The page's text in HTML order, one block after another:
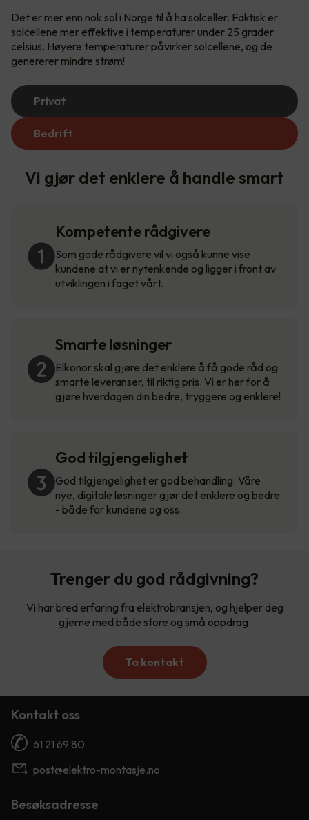
Det er mer enn nok sol i Norge til å ha solceller. Faktisk er
solcellene mer effektive i temperaturer under 25 grader
celsius. Høyere temperaturer påvirker solcellene, og de
genererer mindre strøm!
Privat
Bedrift
Vi gjør det enklere å handle smart
Kompetente rådgivere
Som gode rådgivere vil vi også kunne vise
kundene at vi er nytenkende og ligger i front av
utviklingen i faget vårt.
Smarte løsninger
Elkonor skal gjøre det enklere å få gode råd og
smarte leveranser, til riktig pris. Vi er her for å
gjøre hverdagen din bedre, tryggere og enklere!
God tilgjengelighet
God tilgjengelighet er god behandling. Våre
nye, digitale løsninger gjør det enklere og bedre
- både for kundene og oss.
Trenger du god rådgivning?
Vi har bred erfaring fra elektrobransjen, og hjelper deg
gjerne med både store og små oppdrag.
Ta kontakt
Kontakt oss
61 21 69 80
post@elektro-montasje.no
Besøksadresse